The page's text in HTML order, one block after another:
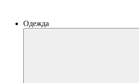
Одежда